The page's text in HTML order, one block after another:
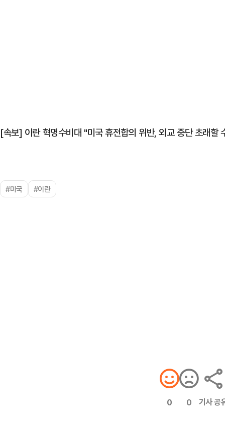
[속보] 이란 혁명수비대 "미국 휴전합의 위반, 외교 중단 초래할
#미국 #이란
0 0 기사 공